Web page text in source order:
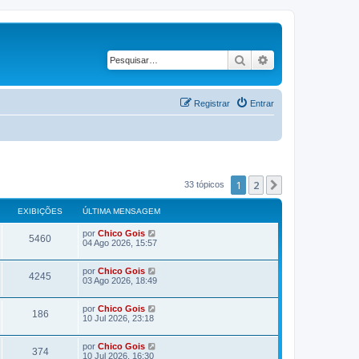
Pesquisar
Entrar
Registrar
33 tópicos 1 2
EXIBIÇÕES ÚLTIMA MENSAGEM
5460E
x
b
Ú
l
i
m
a
e
n
s
g
e
m
por Chico Gois
04 Ago 2026, 15:57
4245
x
b
Ú
l
i
m
a
e
n
s
por Chico Gois
03 Ago 2026, 18:49
186E
x
i
Ú
i
m
a
por Chico Gois
10 Jul 2026, 23:18
374E
Ú
por Chico Gois
10 Jul 2026, 16:30